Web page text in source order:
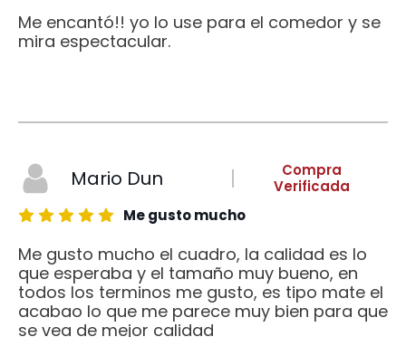
Me encantó!! yo lo use para el comedor y se
mira espectacular.
Mario Dun
Compra
Verificada
Me gusto mucho
Me gusto mucho el cuadro, la calidad es lo
que esperaba y el tamaño muy bueno, en
todos los terminos me gusto, es tipo mate el
acabao lo que me parece muy bien para que
se vea de mejor calidad